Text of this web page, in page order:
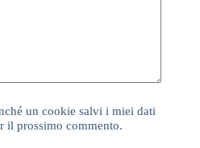
un cookie salvi i miei dati
il prossimo commento.